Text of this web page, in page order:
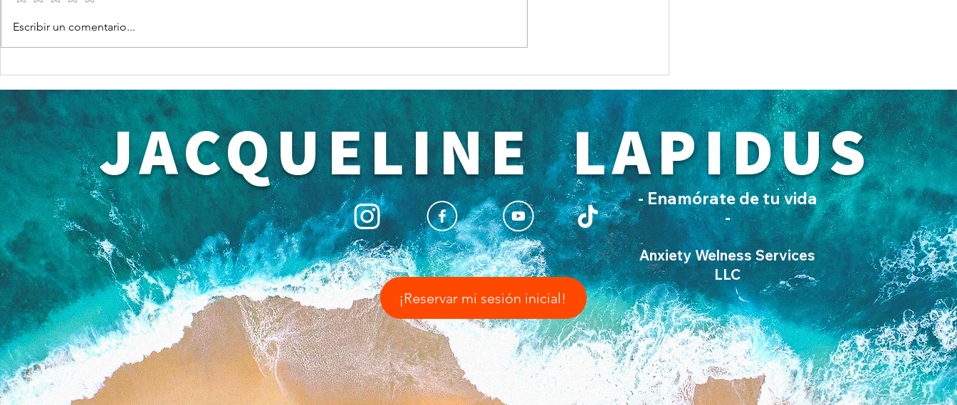
Busca en ti y te encontrarás
y la Pérdida
superar la Ansiedad!
Escribir un comentario...
JACQUELINE LAPIDUS
¡Reservar mi sesión inicial!
- Enamórate de tu vida
-
Anxiety Welness Services
LLC